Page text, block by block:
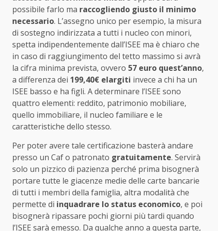
possibile farlo ma raccogliendo giusto il minimo
necessario. L’assegno unico per esempio, la misura
di sostegno indirizzata a tutti i nucleo con minori,
spetta indipendentemente dall’ISEE ma è chiaro che
in caso di raggiungimento del tetto massimo si avrà
la cifra minima prevista, ovvero 57 euro quest’anno,
a differenza dei 199,40€ elargiti invece a chi ha un
ISEE basso e ha figli. A determinare l’ISEE sono
quattro elementi: reddito, patrimonio mobiliare,
quello immobiliare, il nucleo familiare e le
caratteristiche dello stesso.
Per poter avere tale certificazione basterà andare
presso un Caf o patronato gratuitamente. Servirà
solo un pizzico di pazienza perché prima bisognerà
portare tutte le giacenze medie delle carte bancarie
di tutti i membri della famiglia, altra modalità che
permette di inquadrare lo status economico, e poi
bisognerà ripassare pochi giorni più tardi quando
l’ISEE sarà emesso. Da qualche anno a questa parte,